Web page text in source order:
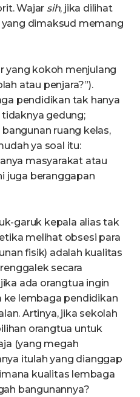
Wajar sih, jika dilihat
dimaksud memang
yang kokoh menjulang
atau penjara?”).
pendidikan tak hanya
gedung;
ruang kelas,
ya soal itu:
masyarakat atau
juga beranggapan
garuk kepala alias tak
melihat obsesi para
fisik) adalah kualitas
secara
ada orangtua ingin
ke lembaga pendidikan
Artinya, jika sekolah
orangtua untuk
(yang megah
itulah yang dianggap
kualitas lembaga
bangunannya?